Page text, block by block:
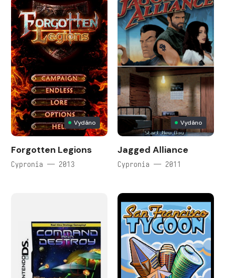
Vydáno
Forgotten Legions
Cypronia — 2013
Vydáno
Jagged Alliance
Cypronia — 2011